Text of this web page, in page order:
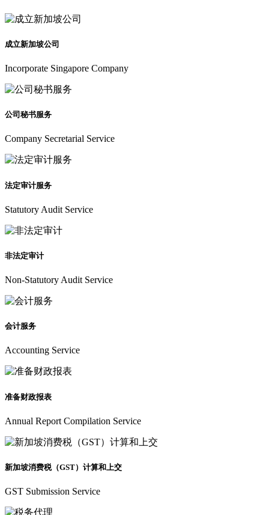
成立新加坡公司
Incorporate Singapore Company
公司秘书服务
Company Secretarial Service
法定审计服务
Statutory Audit Service
非法定审计
Non-Statutory Audit Service
会计服务
Accounting Service
准备财政报表
Annual Report Compilation Service
新加坡消费税（GST）计算和上交
GST Submission Service